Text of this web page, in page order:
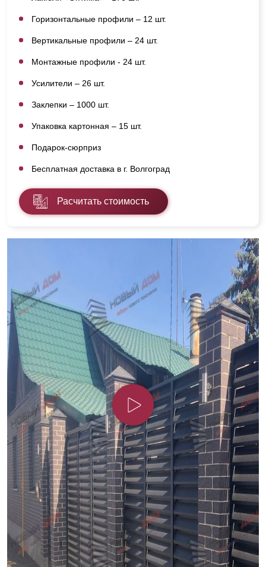
Горизонтальные профили – 12 шт.
Вертикальные профили – 24 шт.
Монтажные профили - 24 шт.
Усилители – 26 шт.
Заклепки – 1000 шт.
Упаковка картонная – 15 шт.
Подарок-сюрприз
Бесплатная доставка в г. Волгоград
Расчитать стоимость